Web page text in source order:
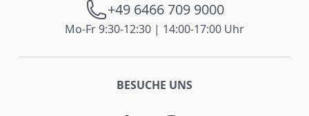
+49 6466 709 9000
Mo-Fr 9:30-12:30 | 14:00-17:00 Uhr
BESUCHE UNS